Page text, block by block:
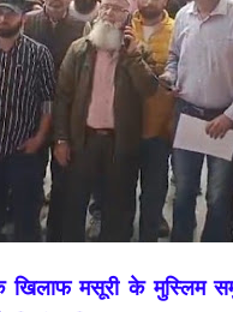
मसूरी के मुस्लिम